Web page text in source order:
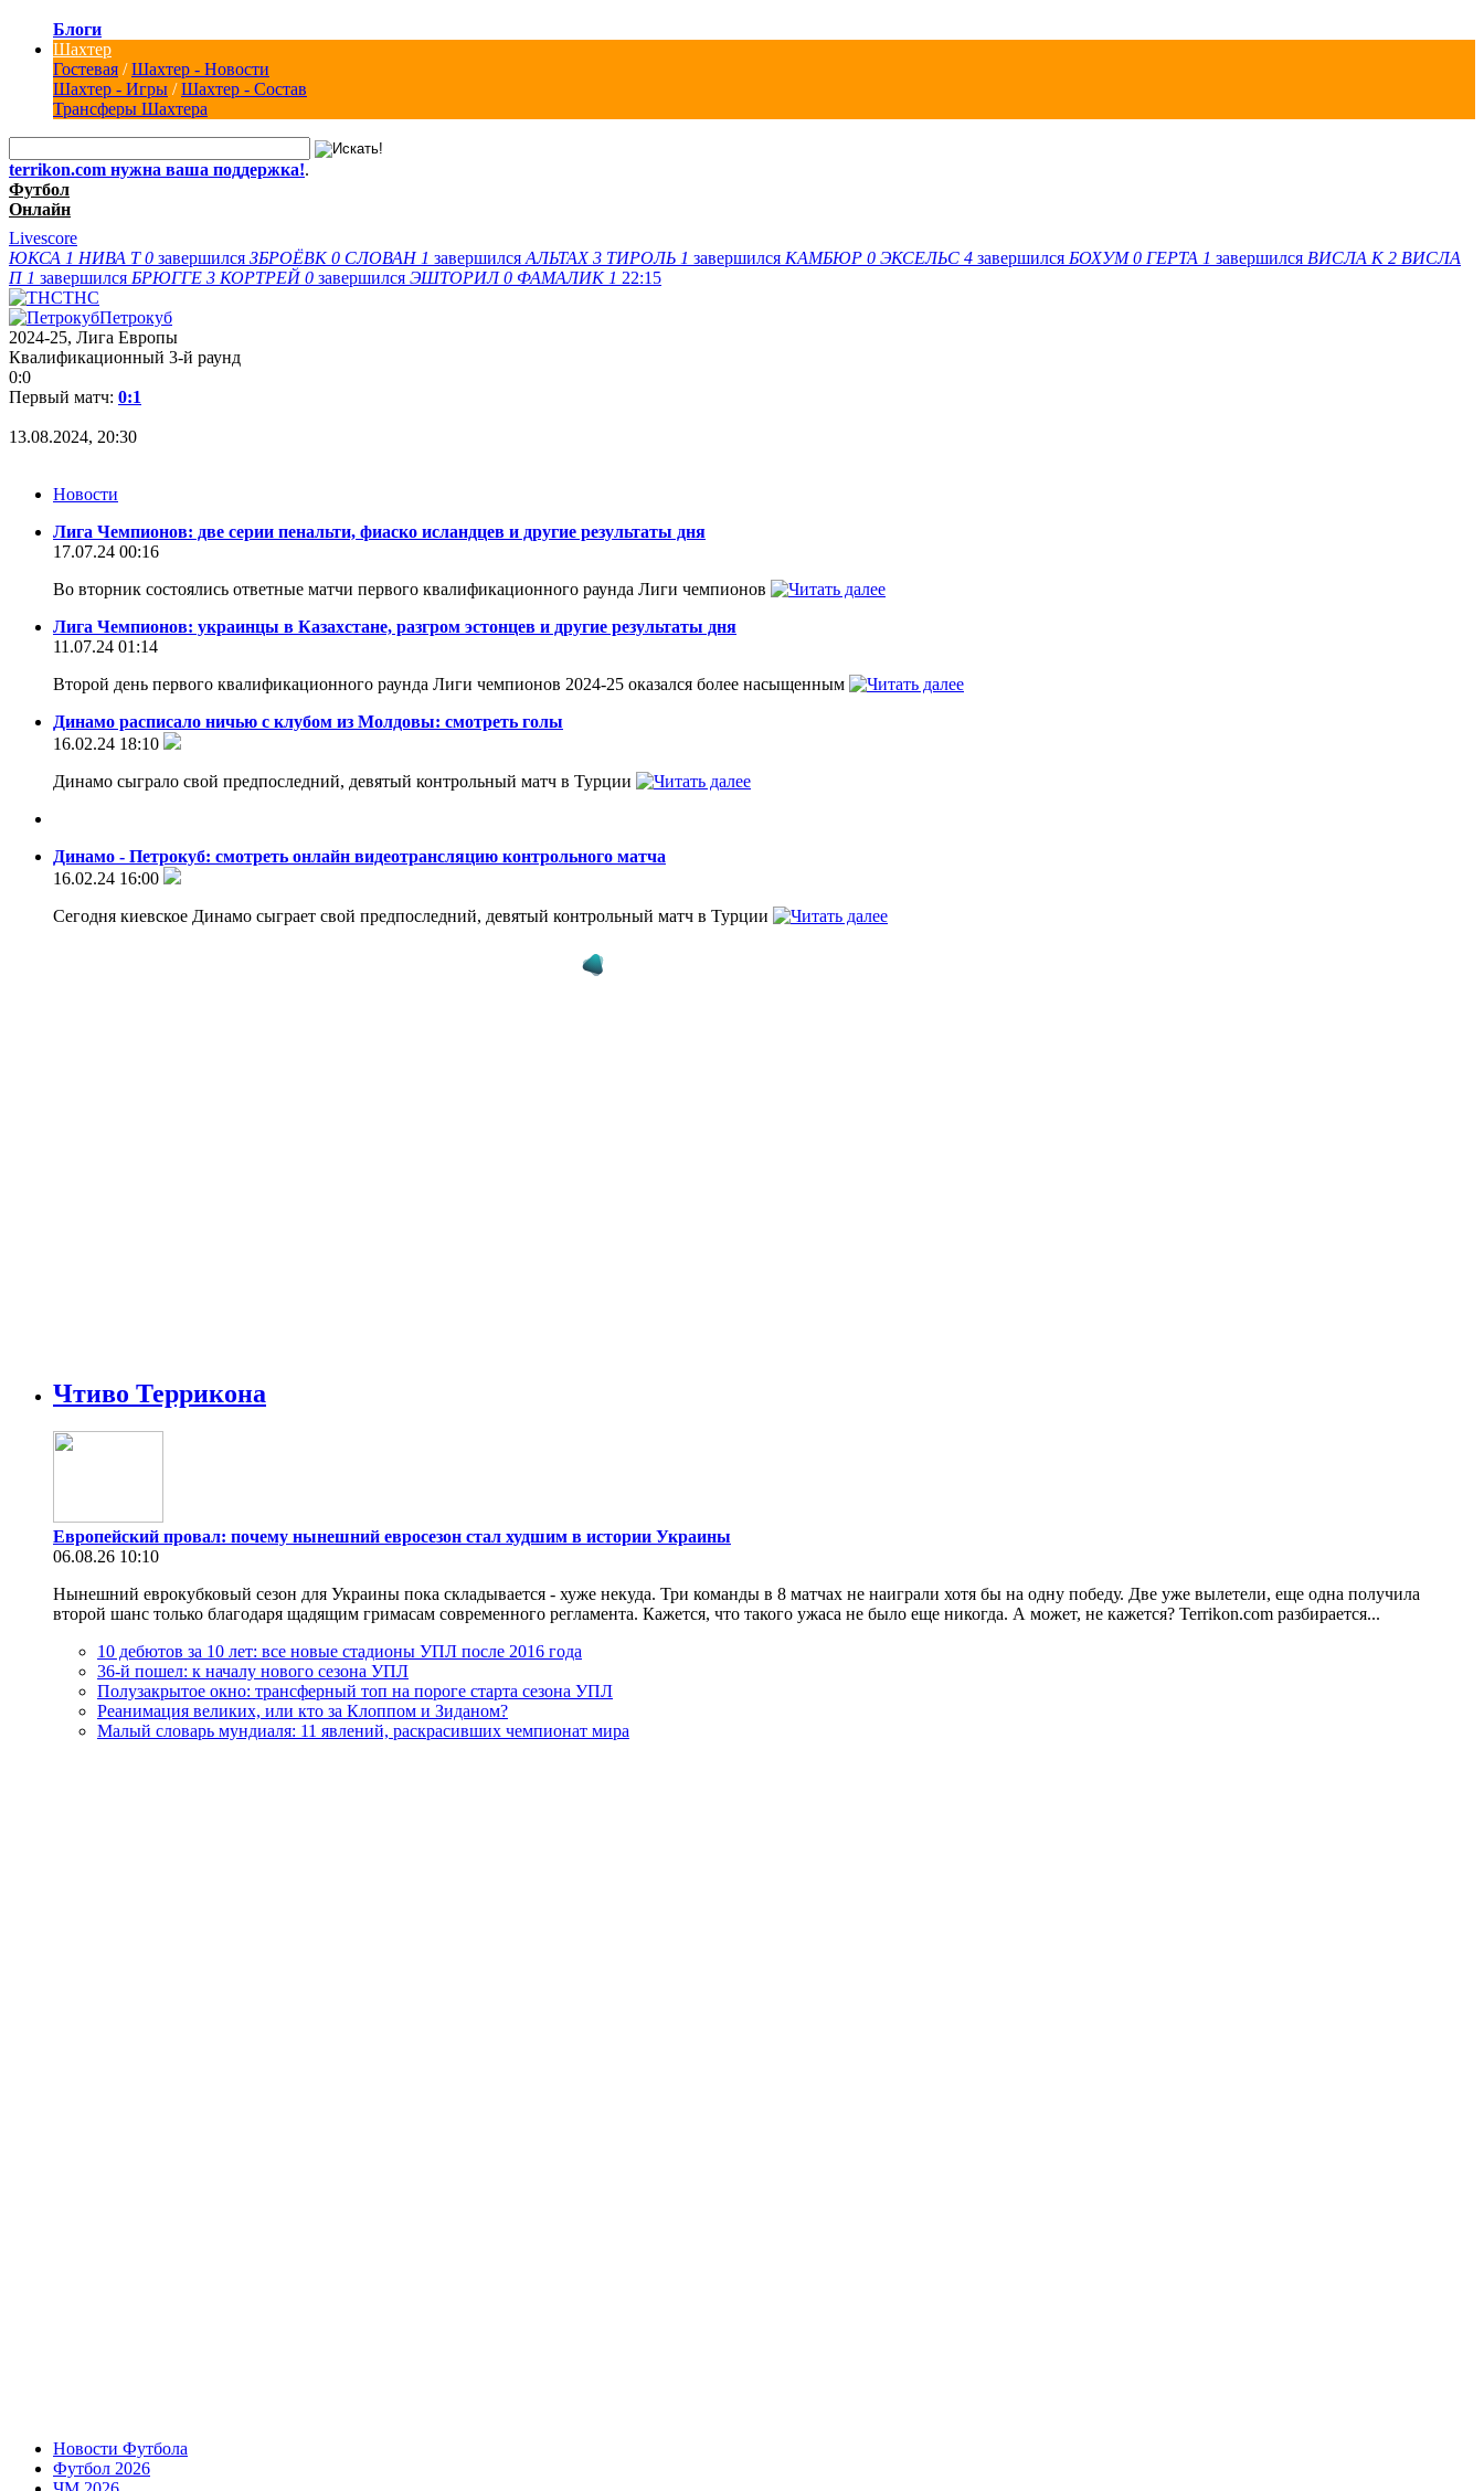
Блоги
Шахтер
Гостевая /Шахтер - Новости
Шахтер - Игры /Шахтер - Состав
Трансферы Шахтера
terrikon.com нужна ваша поддержка!.
Футбол
Онлайн
Livescore
ЮКСА 1 НИВА Т 0 завершился ЗБРОЁВК 0 СЛОВАН 1 завершился АЛЬТАХ 3 ТИРОЛЬ 1 завершился КАМБЮР 0 ЭКСЕЛЬС 4 завершился БОХУМ 0 ГЕРТА 1 завершился ВИСЛА K 2 ВИСЛА
П 1 завершился БРЮГГЕ 3 КОРТРЕЙ 0 завершился ЭШТОРИЛ 0 ФАМАЛИК 1 22:15
ТНС
Петрокуб
2024-25, Лига Европы
Квалификационный 3-й раунд
0:0
Первый матч: 0:1
13.08.2024, 20:30
Новости
Лига Чемпионов: две серии пенальти, фиаско исландцев и другие результаты дня
17.07.24 00:16
Во вторник состоялись ответные матчи первого квалификационного раунда Лиги чемпионов
Лига Чемпионов: украинцы в Казахстане, разгром эстонцев и другие результаты дня
11.07.24 01:14
Второй день первого квалификационного раунда Лиги чемпионов 2024-25 оказался более насыщенным
Динамо расписало ничью с клубом из Молдовы: смотреть голы
16.02.24 18:10
Динамо сыграло свой предпоследний, девятый контрольный матч в Турции
Динамо - Петрокуб: смотреть онлайн видеотрансляцию контрольного матча
16.02.24 16:00
Сегодня киевское Динамо сыграет свой предпоследний, девятый контрольный матч в Турции
Чтиво Террикона
Европейский провал: почему нынешний евросезон стал худшим в истории Украины
06.08.26 10:10
Нынешний еврокубковый сезон для Украины пока складывается - хуже некуда. Три команды в 8 матчах не наиграли хотя бы на одну победу. Две уже вылетели, еще одна получила
второй шанс только благодаря щадящим гримасам современного регламента. Кажется, что такого ужаса не было еще никогда. А может, не кажется? Terrikon.com разбирается...
10 дебютов за 10 лет: все новые стадионы УПЛ после 2016 года
36-й пошел: к началу нового сезона УПЛ
Полузакрытое окно: трансферный топ на пороге старта сезона УПЛ
Реанимация великих, или кто за Клоппом и Зиданом?
Малый словарь мундиаля: 11 явлений, раскрасивших чемпионат мира
Новости Футбола
Футбол 2026